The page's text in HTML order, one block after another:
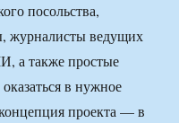
посольства,
журналисты ведущих
а также простые
в нужное
проекта — в